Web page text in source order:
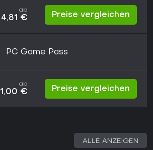
ab
4,81 € Preise vergleichen
PC Game Pass
ab
1,00 € Preise vergleichen
ALLE ANZEIGEN